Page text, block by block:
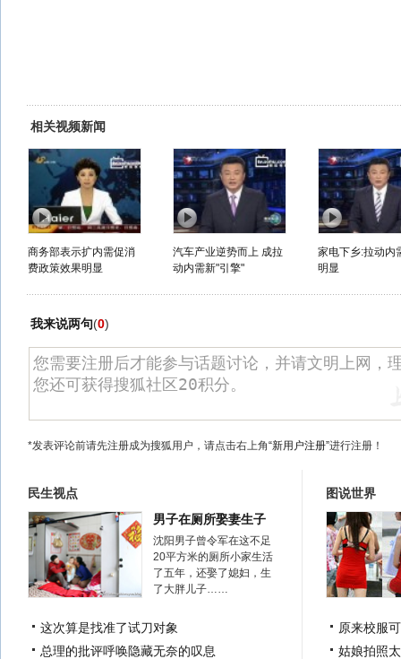
相关视频新闻
商务部表示扩内需促消
费政策效果明显
汽车产业逆势而上 成拉
动内需新"引擎"
家电下乡:拉动内
明显
我来说两句(0)
*发表评论前请先注册成为搜狐用户，请点击右上角“新用户注册”进行注册！
民生视点
男子在厕所娶妻生子
沈阳男子曾令军在这不足
20平方米的厕所小家生活
了五年，还娶了媳妇，生
了大胖儿子……
这次算是找准了试刀对象
总理的批评呼唤隐藏无奈的叹息
图说世界
原来校服
姑娘拍照